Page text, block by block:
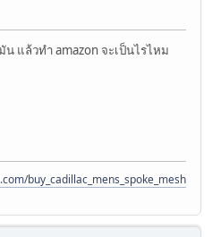
น แล้วทำ amazon จะเป็นไรไหม